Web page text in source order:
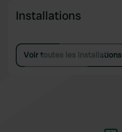
Installations
Voir toutes les installations